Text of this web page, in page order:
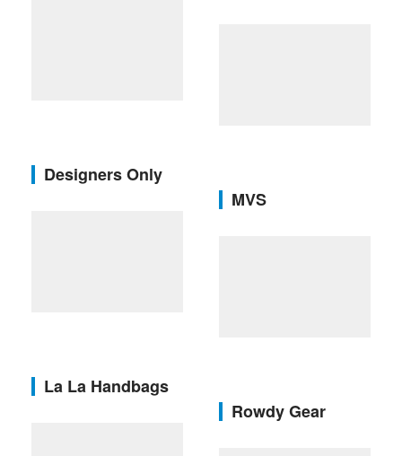
Designers Only
La La Handbags
MVS
Rowdy Gear